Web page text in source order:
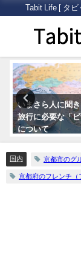
Tabit Life [ タ
いまさら人に聞
旅行に必要な「ビ
について
国内 京都市のグ
京都府のフレンチ（